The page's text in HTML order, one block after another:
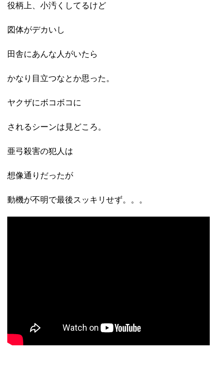
役柄上、小汚くしてるけど
図体がデカいし
田舎にあんな人がいたら
かなり目立つなとか思った。
ヤクザにボコボコに
されるシーンは見どころ。
亜弓殺害の犯人は
想像通りだったが
動機が不明で最後スッキリせず。。。